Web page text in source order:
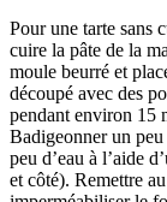
Pour une tarte sans
cuire la pâte de la
moule beurré et
découpé avec des
pendant environ 15
Badigeonner un
peu d’eau à l’aide
et côté). Remettre